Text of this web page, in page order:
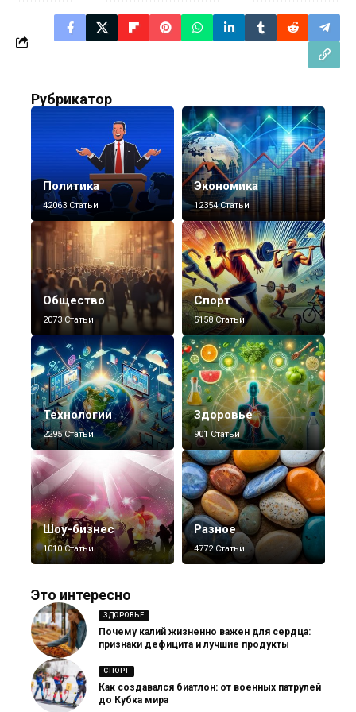
Рубрикатор
Политика
42063 Статьи
Экономика
12354 Статьи
Общество
2073 Статьи
Спорт
5158 Статьи
Технологии
2295 Статьи
Здоровье
901 Статьи
Шоу-бизнес
1010 Статьи
Разное
4772 Статьи
Это интересно
ЗДОРОВЬЕ
Почему калий жизненно важен для сердца:
признаки дефицита и лучшие продукты
СПОРТ
Как создавался биатлон: от военных патрулей
до Кубка мира